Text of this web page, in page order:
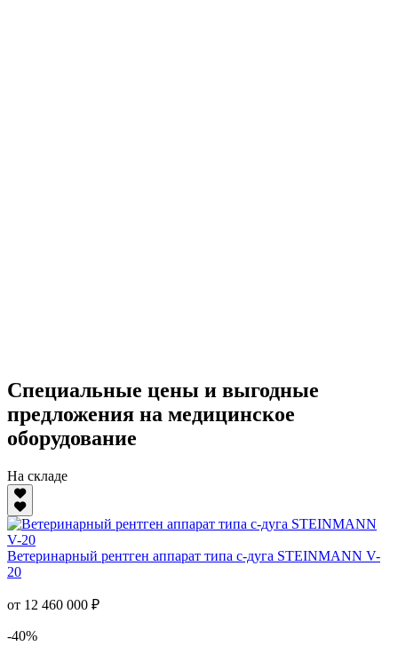
Специальные цены и выгодные
предложения на медицинское
оборудование
На складе
Ветеринарный рентген аппарат типа с-дуга STEINMANN V-
20
от 12 460 000 ₽
-40%